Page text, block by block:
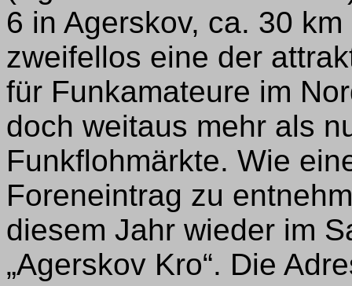
6 in Agerskov, ca. 30
zweifellos eine der
für Funkamateure im
doch weitaus mehr als
Funkflohmärkte. Wie
Foreneintrag zu
diesem Jahr wieder im
„Agerskov Kro“. Die